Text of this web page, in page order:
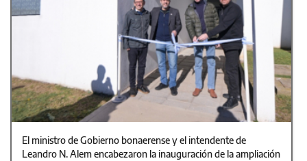
El ministro de Gobierno bonaerense y el intendente de
Leandro N. Alem encabezaron la inauguración de la ampliación